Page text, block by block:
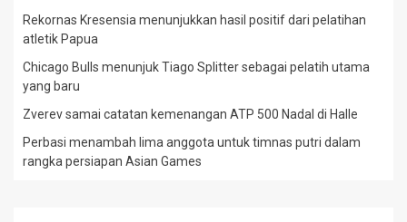
Rekornas Kresensia menunjukkan hasil positif dari pelatihan
atletik Papua
Chicago Bulls menunjuk Tiago Splitter sebagai pelatih utama
yang baru
Zverev samai catatan kemenangan ATP 500 Nadal di Halle
Perbasi menambah lima anggota untuk timnas putri dalam
rangka persiapan Asian Games